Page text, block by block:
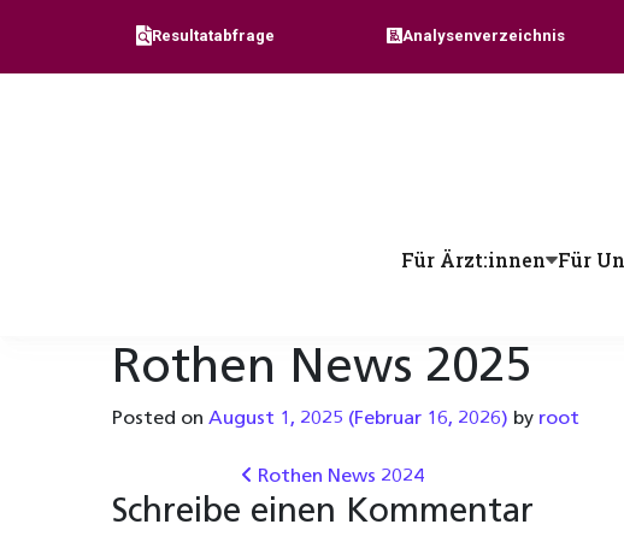
Resultatabfrage Analysenverzeichnis
Für Ärzt:innen Für
Rothen News 2025
Posted on August 1, 2025 (Februar 16, 2026) by root
Post navigation
Rothen News 2024
Schreibe einen Kommentar